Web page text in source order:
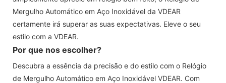
Mergulho Automático em Aço Inoxidável da VDEAR
certamente irá superar as suas expectativas. Eleve o seu
estilo com a VDEAR.
Por que nos escolher?
Descubra a essência da precisão e do estilo com o Relógio
de Mergulho Automático em Aço Inoxidável VDEAR. Com